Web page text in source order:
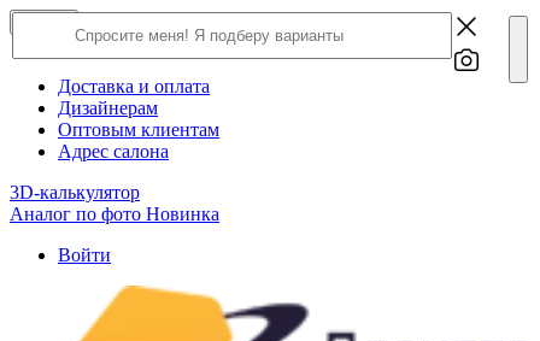
О компании
Доставка и оплата
Дизайнерам
Оптовым клиентам
Адрес салона
3D-калькулятор
Аналог по фото Новинка
Войти